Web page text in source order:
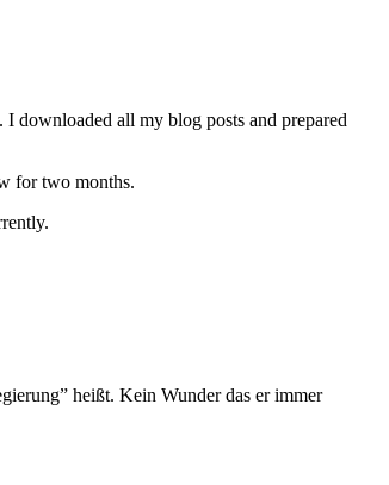
all my blog posts and prepared
for two months.
heißt. Kein Wunder das er immer